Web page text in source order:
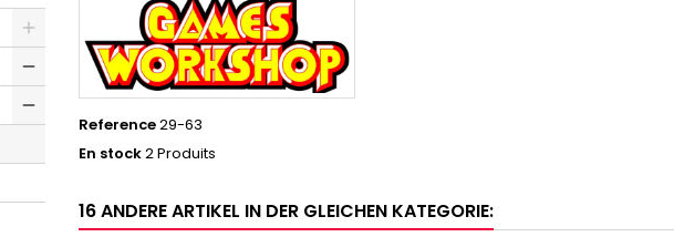
Reference29-63
En stock2 Produits
16 ANDERE ARTIKEL IN DER GLEICHEN KATEGORIE: